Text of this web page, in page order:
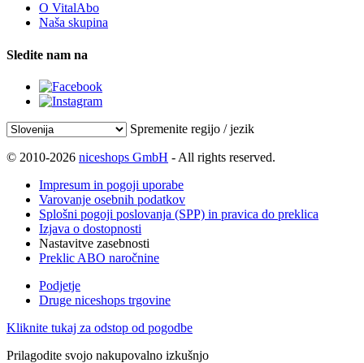
O VitalAbo
Naša skupina
Sledite nam na
Spremenite regijo / jezik
© 2010-2026 niceshops GmbH - All rights reserved.
Impresum in pogoji uporabe
Varovanje osebnih podatkov
Splošni pogoji poslovanja (SPP) in pravica do preklica
Izjava o dostopnosti
Nastavitve zasebnosti
Preklic ABO naročnine
Podjetje
Druge niceshops trgovine
Kliknite tukaj za odstop od pogodbe
Prilagodite svojo nakupovalno izkušnjo